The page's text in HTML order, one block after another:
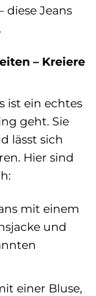
diese Jeans
– Kreiere
ist ein echtes
geht. Sie
lässt sich
Hier sind
mit einem
und
einer Bluse,